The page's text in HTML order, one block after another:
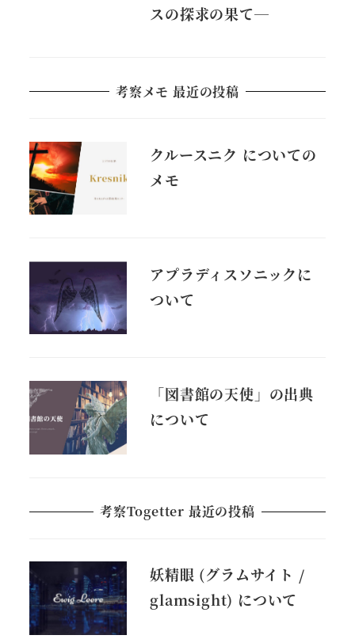
スの探求の果て―
考察メモ 最近の投稿
クルースニク についての
メモ
アプラディスソニックに
ついて
「図書館の天使」の出典
について
考察Togetter 最近の投稿
妖精眼 (グラムサイト /
glamsight) について